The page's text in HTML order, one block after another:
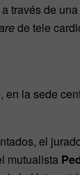
través de
de tele
en la sede
el
mutualista